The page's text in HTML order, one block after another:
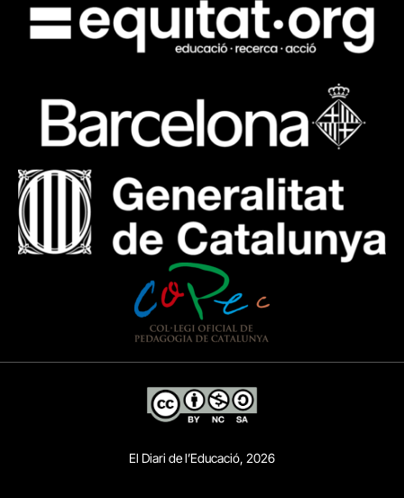
El Diari de l’Educació, 2026